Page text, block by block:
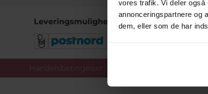
vores trafik. Vi deler også
annonceringspartnere og
dem, eller som de har
Leveringsmuligheder
Handelsbetingelser